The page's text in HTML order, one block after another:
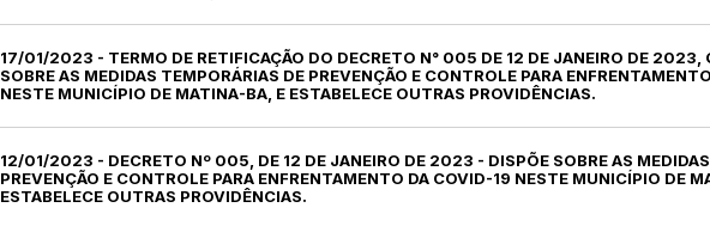
17/01/2023 - TERMO DE RETIFICAÇÃO DO DECRETO N° 005 DE 12 DE JANEIRO DE 2023,
SOBRE AS MEDIDAS TEMPORÁRIAS DE PREVENÇÃO E CONTROLE PARA
NESTE MUNICÍPIO DE MATINA-BA, E ESTABELECE OUTRAS PROVIDÊNCIAS.
12/01/2023 - DECRETO Nº 005, DE 12 DE JANEIRO DE 2023 - DISPÕE SOBRE AS
PREVENÇÃO E CONTROLE PARA ENFRENTAMENTO DA COVID-19 NESTE MUNICÍPIO DE
ESTABELECE OUTRAS PROVIDÊNCIAS.